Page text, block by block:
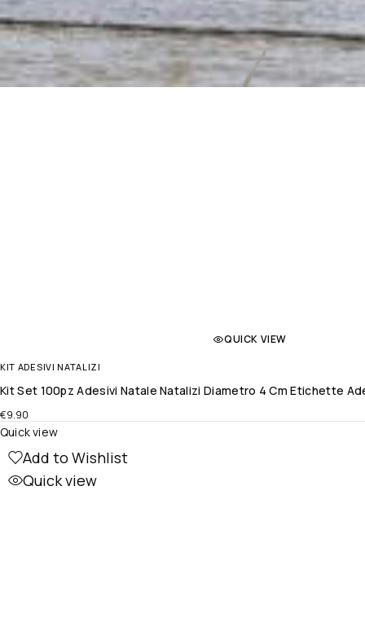
QUICK VIEW
KIT ADESIVI NATALIZI
Kit Set 100pz Adesivi Natale Natalizi Diametro 4 Cm Etichette
€9.90
Add to Wishlist
Quick view
Quick view